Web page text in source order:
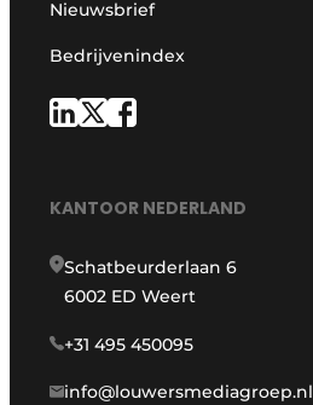
Nieuwsbrief
Bedrijvenindex
KANTOOR NEDERLAND
Schatbeurderlaan 6
6002 ED Weert
+31 495 450095
info@louwersmediagroep.nl